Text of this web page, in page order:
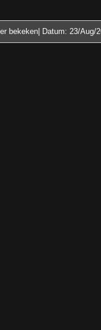
bekeken| Datum: 23/Aug/